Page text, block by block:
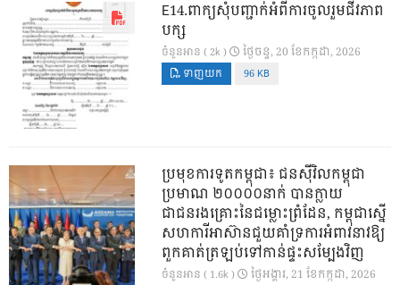
E14.ពាក្យសុំបញ្ជាក់អំពីការចូលរួមជីវភាព
បក្ស
ចំនួនអាន ( 2k ) ថ្ងៃ​ចន្ទ, 20 ខែ​កក្កដា, 2026
ទាញយក 96 KB
ប្រមុខការទូតកម្ពុជា៖ ជនស៊ីវិលកម្ពុជា
ប្រមាណ ២០០០០នាក់ បានក្លាយ
ជាជនរងគ្រោះនៃជម្លោះព្រំដែន, កម្ពុជាស្នើ
សហការីអាស៊ានជួយគាំទ្រការអំពាវនាវឱ្យ
ពួកគាត់ត្រឡប់ទៅកាន់ផ្ទះសម្បែងវិញ
ចំនួនអាន ( 1.6k ) ថ្ងៃ​អង្គារ, 21 ខែ​កក្កដា, 2026